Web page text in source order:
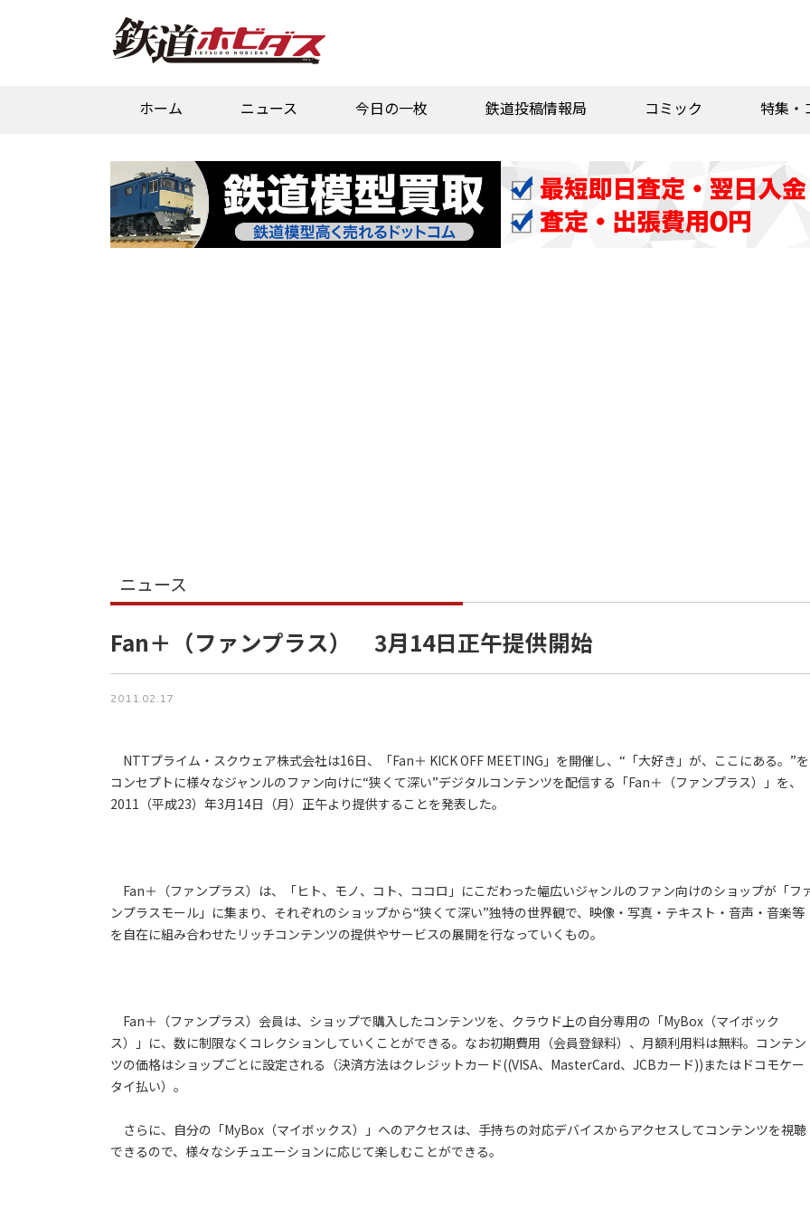
ホーム ニュース 今日の一枚 鉄道投稿情報局 コミック 特集・
ニュース
Fan＋（ファンプラス） 3月14日正午提供開始
2011.02.17
NTTプライム・スクウェア株式会社は16日、「Fan＋ KICK OFF MEETING」を開催し、“「大好き」が、ここにある。”を
コンセプトに様々なジャンルのファン向けに“狭くて深い”デジタルコンテンツを配信する「Fan＋（ファンプラス）」を、
2011（平成23）年3月14日（月）正午より提供することを発表した。
Fan＋（ファンプラス）は、「ヒト、モノ、コト、ココロ」にこだわった幅広いジャンルのファン向けのショップが「フ
ンプラスモール」に集まり、それぞれのショップから“狭くて深い”独特の世界観で、映像・写真・テキスト・音声・音楽等
を自在に組み合わせたリッチコンテンツの提供やサービスの展開を行なっていくもの。
Fan＋（ファンプラス）会員は、ショップで購入したコンテンツを、クラウド上の自分専用の「MyBox（マイボック
ス）」に、数に制限なくコレクションしていくことができる。なお初期費用（会員登録料）、月額利用料は無料。コンテン
ツの価格はショップごとに設定される（決済方法はクレジットカード((VISA、MasterCard、JCBカード))またはドコモケー
タイ払い）。
さらに、自分の「MyBox（マイボックス）」へのアクセスは、手持ちの対応デバイスからアクセスしてコンテンツを視聴
できるので、様々なシチュエーションに応じて楽しむことができる。